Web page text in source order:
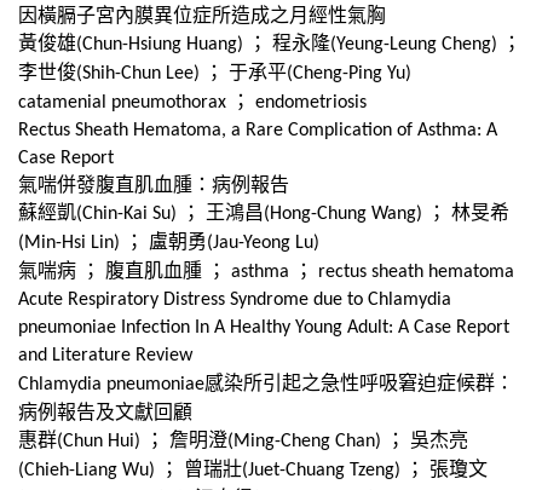
因橫膈子宮內膜異位症所造成之月經性氣胸
黃俊雄(Chun-Hsiung Huang) ； 程永隆(Yeung-Leung Cheng)
；
李世俊(Shih-Chun Lee) ； 于承平(Cheng-Ping Yu)
catamenial pneumothorax
；
endometriosis
Rectus Sheath Hematoma, a Rare Complication of Asthma: A
Case Report
氣喘併發腹直肌血腫：病例報告
蘇經凱(Chin-Kai Su) ； 王鴻昌(Hong-Chung Wang) ； 林旻希
(Min-Hsi Lin) ； 盧朝勇(Jau-Yeong Lu)
氣喘病 ； 腹直肌血腫 ； asthma ；
rectus sheath hematoma
Acute Respiratory Distress Syndrome due to Chlamydia
pneumoniae Infection In A Healthy Young Adult: A Case Report
and Literature Review
Chlamydia pneumoniae感染所引起之急性呼吸窘迫症候群：
病例報告及文獻回顧
惠群(Chun Hui) ； 詹明澄(Ming-Cheng Chan) ； 吳杰亮
(Chieh-Liang Wu) ； 曾瑞壯(Juet-Chuang Tzeng) ； 張瓊文